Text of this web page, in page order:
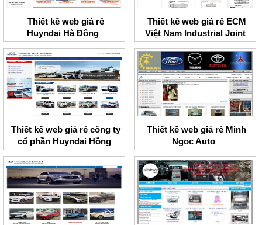
Thiết kế web giá rẻ
Huyndai Hà Đông
Thiết kế web giá rẻ ECM
Việt Nam Industrial Joint
Stock Company
Thiết kế web giá rẻ công ty
cổ phần Huyndai Hồng
Long
Thiết kế web giá rẻ Minh
Ngoc Auto